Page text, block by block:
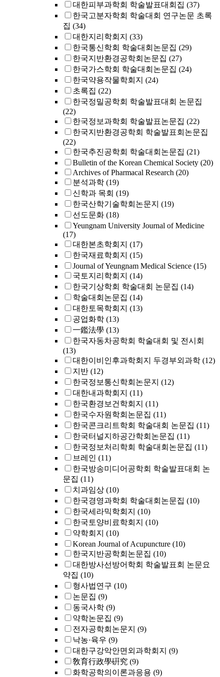
대한피부과학회 학술발표대회집 (37)
한국고분자학회 학술대회 연구논문 초록
집 (34)
대한지리학회지 (33)
한국통신학회 학술대회논문집 (29)
한국지반환경공학회논문집 (27)
한국가스학회 학술대회논문집 (24)
한국약용작물학회지 (24)
초록집 (22)
한국정밀공학회 학술발표대회 논문집
(22)
한국정보과학회 학술발표논문집 (22)
한국지반환경공학회 학술발표회논문집
(22)
한국추진공학회 학술대회논문집 (21)
Bulletin of the Korean Chemical Society (20)
Archives of Pharmacal Research (20)
분석과학 (19)
신학과 목회 (19)
한국산학기술학회논문지 (19)
선도문화 (18)
Yeungnam University Journal of Medicine
(17)
대한본초학회지 (17)
한국재료학회지 (15)
Journal of Yeungnam Medical Science (15)
국토지리학회지 (14)
한국기상학회 학술대회 논문집 (14)
학술대회논문집 (14)
대한토목학회지 (13)
공업화학 (13)
一鑑法學 (13)
한국자동차공학회 학술대회 및 전시회
(13)
대한이비인후과학회지 두경부외과학 (12)
지반 (12)
한국정보통신학회논문지 (12)
대한내과학회지 (11)
한국환경보건학회지 (11)
한국수자원학회논문집 (11)
한국콘크리트학회 학술대회 논문집 (11)
한국터널지하공간학회논문집 (11)
한국정보처리학회 학술대회논문집 (11)
브레인 (11)
한국방송미디어공학회 학술발표대회 논
문집 (11)
치과임상 (10)
한국경영과학회 학술대회논문집 (10)
한국세라믹학회지 (10)
한국토양비료학회지 (10)
약학회지 (10)
Korean Journal of Acupuncture (10)
한국지반공학회논문집 (10)
대한방사선방어학회 학술발표회 논문요
약집 (10)
형사법연구 (10)
논문집 (9)
동국사학 (9)
약학논문집 (9)
전자공학회논문지 (9)
낙농·육우 (9)
대한구강악안면외과학회지 (9)
敎育行政學硏究 (9)
화학공학의이론과응용 (9)